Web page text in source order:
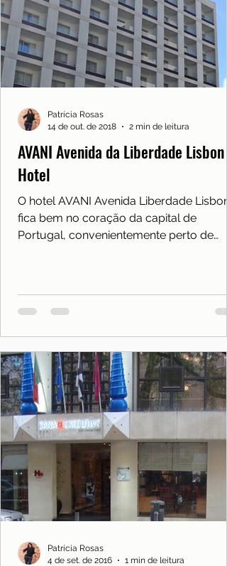
AVANI Avenida da Liberdade Lisbon
Hotel
O hotel AVANI Avenida Liberdade Lisbon
fica bem no coração da capital de
Portugal, convenientemente perto de
Patrícia Rosas
14 de out. de 2018
2 min de leitura
Patrícia Rosas
4 de set. de 2016
1 min de leitura